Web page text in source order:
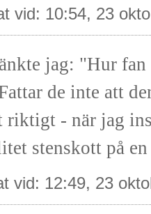
vid: 10:54, 23
jag: "Hur
de inte att
- när jag
stenskott på
vid: 12:49, 23